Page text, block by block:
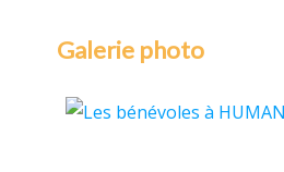
Galerie photo